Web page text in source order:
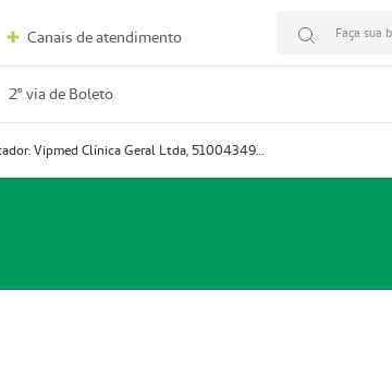
Canais de atendimento Faça sua
2º via de Boleto
Prestador: Vipmed Clínica Geral Ltda, 51004349-0 (Nome Fantasia: Policlínica Master)